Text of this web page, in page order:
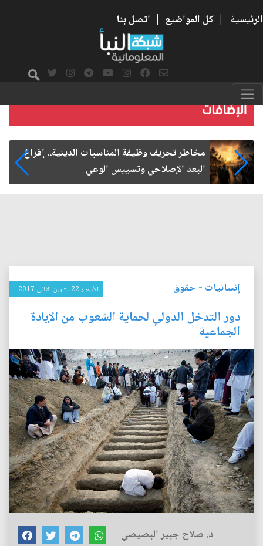
الرئيسية | كل المواضيع | اتصل بنا
زيارة الأربعين.. من الفاعلية المجتمعية إلى المواطنة
الفاعلة
إنسانيات - حقوق الأربعاء 22 تشرين الثاني 2017
دور التدخل الدولي لحماية الشعوب من الإبادة
الجماعية
د. صلاح جبير البصيصي